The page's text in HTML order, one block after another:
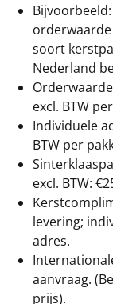
Bijvoorbeeld:
soort
Nederland
excl. BTW
Individuele
BTW per
excl. BTW:
levering;
adres.
aanvraag.
prijs).